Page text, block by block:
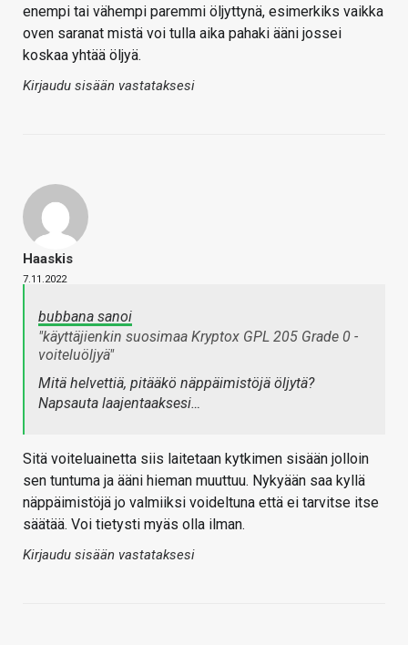
enempi tai vähempi paremmi öljyttynä, esimerkiks vaikka
oven saranat mistä voi tulla aika pahaki ääni jossei
koskaa yhtää öljyä.
Kirjaudu sisään vastataksesi
Haaskis
7.11.2022
bubbana sanoi
"käyttäjienkin suosimaa Kryptox GPL 205 Grade 0 -
voiteluöljyä"
Mitä helvettiä, pitääkö näppäimistöjä öljytä?
Napsauta laajentaaksesi…
Sitä voiteluainetta siis laitetaan kytkimen sisään jolloin
sen tuntuma ja ääni hieman muuttuu. Nykyään saa kyllä
näppäimistöjä jo valmiiksi voideltuna että ei tarvitse itse
säätää. Voi tietysti myäs olla ilman.
Kirjaudu sisään vastataksesi